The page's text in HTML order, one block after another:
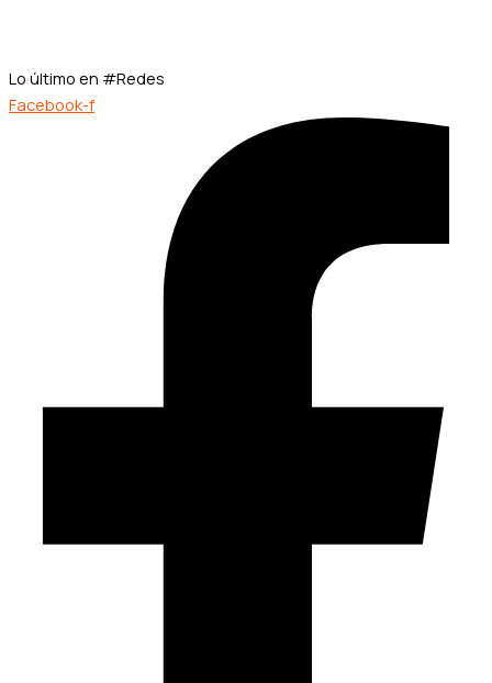
Lo último en #Redes
Facebook-f